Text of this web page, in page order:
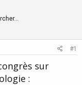
#1
sur
: